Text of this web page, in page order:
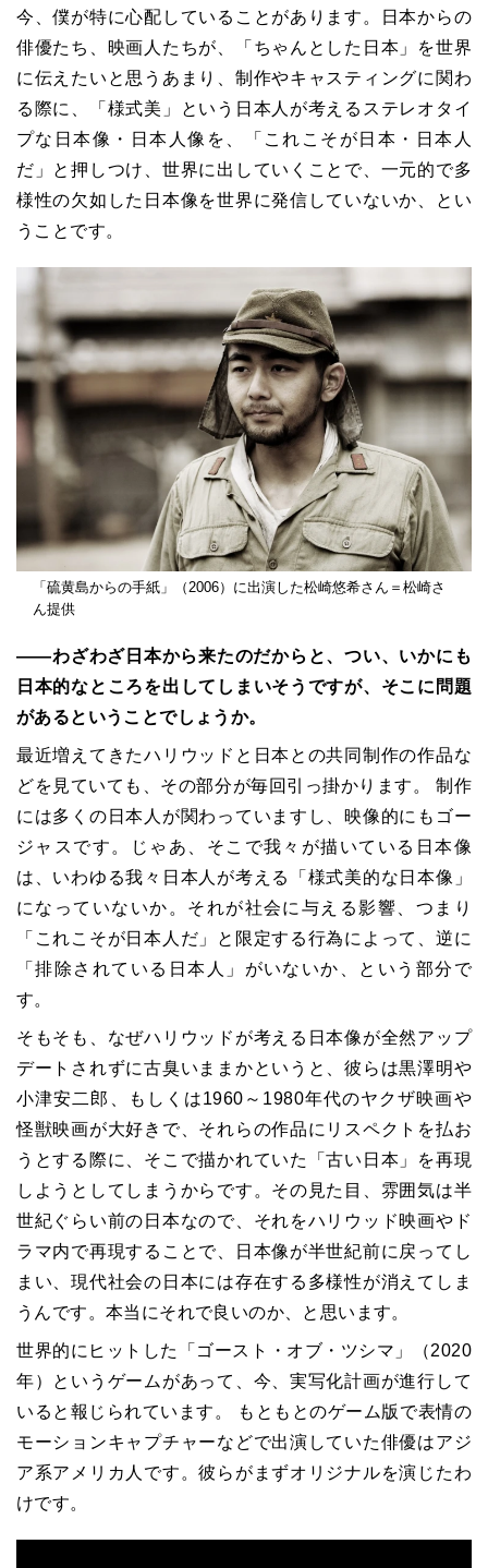
今、僕が特に心配していることがあります。日本からの
俳優たち、映画人たちが、「ちゃんとした日本」を世界
に伝えたいと思うあまり、制作やキャスティングに関わ
る際に、「様式美」という日本人が考えるステレオタイ
プな日本像・日本人像を、「これこそが日本・日本人
だ」と押しつけ、世界に出していくことで、一元的で多
様性の欠如した日本像を世界に発信していないか、とい
うことです。
「硫黄島からの手紙」（2006）に出演した松崎悠希さん＝松崎さ
ん提供
――わざわざ日本から来たのだからと、つい、いかにも
日本的なところを出してしまいそうですが、そこに問題
があるということでしょうか。
最近増えてきたハリウッドと日本との共同制作の作品な
どを見ていても、その部分が毎回引っ掛かります。 制作
には多くの日本人が関わっていますし、映像的にもゴー
ジャスです。じゃあ、そこで我々が描いている日本像
は、いわゆる我々日本人が考える「様式美的な日本像」
になっていないか。それが社会に与える影響、つまり
「これこそが日本人だ」と限定する行為によって、逆に
「排除されている日本人」がいないか、という部分で
す。
そもそも、なぜハリウッドが考える日本像が全然アップ
デートされずに古臭いままかというと、彼らは黒澤明や
小津安二郎、もしくは1960～1980年代のヤクザ映画や
怪獣映画が大好きで、それらの作品にリスペクトを払お
うとする際に、そこで描かれていた「古い日本」を再現
しようとしてしまうからです。その見た目、雰囲気は半
世紀ぐらい前の日本なので、それをハリウッド映画やド
ラマ内で再現することで、日本像が半世紀前に戻ってし
まい、現代社会の日本には存在する多様性が消えてしま
うんです。本当にそれで良いのか、と思います。
世界的にヒットした「ゴースト・オブ・ツシマ」（2020
年）というゲームがあって、今、実写化計画が進行して
いると報じられています。 もともとのゲーム版で表情の
モーションキャプチャーなどで出演していた俳優はアジ
ア系アメリカ人です。彼らがまずオリジナルを演じたわ
けです。